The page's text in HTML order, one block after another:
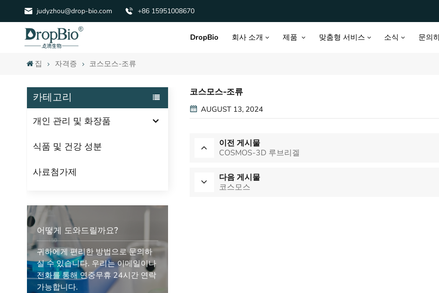
judyzhou@drop-bio.com +86 15951008670
DropBio 회사 소개 제품 맞춤형 서비스 소식 문의
집 자격증 코스모스-조류
카테고리
개인 관리 및 화장품
식품 및 건강 성분
사료첨가제
어떻게 도와드릴까요?
귀하에게 편리한 방법으로 문의하
실 수 있습니다. 우리는 이메일이나
전화를 통해 연중무휴 24시간 연락
가능합니다.
코스모스-조류
AUGUST 13, 2024
이전 게시물
COSMOS-3D 루브리겔
다음 게시물
코스모스